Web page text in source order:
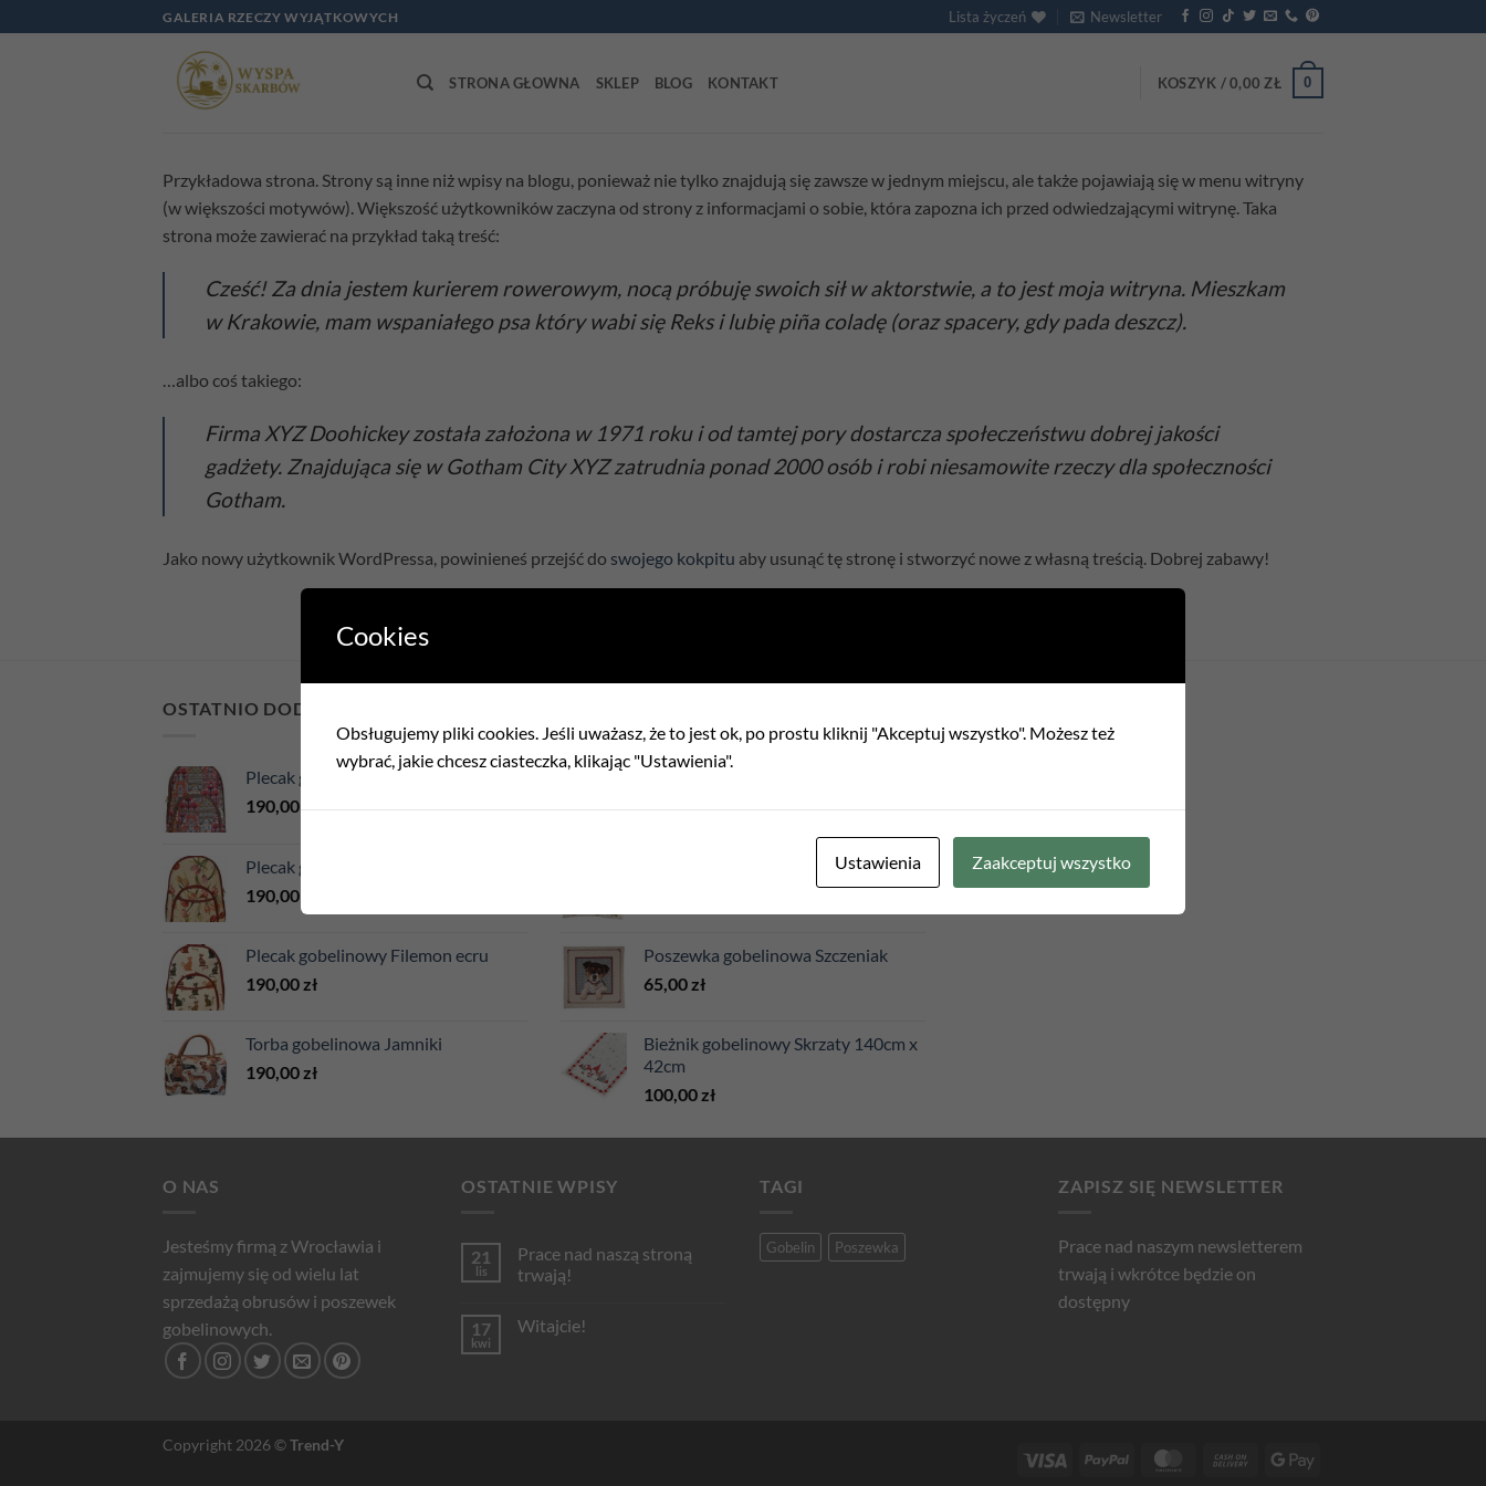
do
GALERIA RZECZY WYJĄTKOWYCH Lista życzeń Newsletter
STRONA GŁOWNA SKLEP BLOG KONTAKT KOSZYK /0,00 ZŁ 0
Przykładowa strona. Strony są inne niż wpisy na blogu, ponieważ nie tylko znajdują się zawsze w jednym miejscu, ale także pojawiają się w menu witryny
(w większości motywów). Większość użytkowników zaczyna od strony z informacjami o sobie, która zapozna ich przed odwiedzającymi witrynę. Taka
strona może zawierać na przykład taką treść:
Cześć! Za dnia jestem kurierem rowerowym, nocą próbuję swoich sił w aktorstwie, a to jest moja witryna. Mieszkam
w Krakowie, mam wspaniałego psa który wabi się Reks i lubię piña coladę (oraz spacery, gdy pada deszcz).
…albo coś takiego:
Firma XYZ Doohickey została założona w 1971 roku i od tamtej pory dostarcza społeczeństwu dobrej jakości
gadżety. Znajdująca się w Gotham City XYZ zatrudnia ponad 2000 osób i robi niesamowite rzeczy dla społeczności
Gotham.
Jako nowy użytkownik WordPressa, powinieneś przejść do swojego kokpitu aby usunąć tę stronę i stworzyć nowe z własną treścią. Dobrej zabawy!
OSTATNIO DODANE
Plecak gobelinowy Kamienice
190,00zł
Plecak gobelinowy Tulipany
190,00
Plecak gobelinowy Filemon ecru
190,00 zł
Torba gobelinowa Jamniki
190,00 zł
70,00zł
Poszewka gobelinowa Róża beżowa
Poszewka gobelinowa Szczeniak
65,00 zł
Bieżnik gobelinowy Skrzaty 140cm x
42cm
100,00 zł
O NAS
Jesteśmy firmą z Wrocławia i
zajmujemy się od wielu lat
sprzedażą obrusów i poszewek
gobelinowych.
OSTATNIE WPISY
21
lis
Prace nad naszą stroną
trwają!
do
17
kwi
Witajcie!
TAGI
Gobelin Poszewka
ZAPISZ SIĘ NEWSLETTER
Prace nad naszym newsletterem
trwają i wkrótce będzie on
dostępny
Visa PayPal MasterCardCash
Google
Copyright 2026 ©Trend-Y
Cookies
Obsługujemy pliki cookies. Jeśli uważasz, że to jest ok, po prostu kliknij "Akceptuj wszystko". Możesz też
wybrać, jakie chcesz ciasteczka, klikając "Ustawienia".
Ustawienia Zaakceptuj wszystko